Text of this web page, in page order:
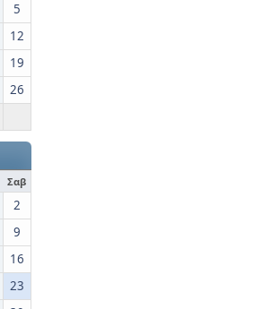
5
12
19
26
Σαβ
2
9
16
23